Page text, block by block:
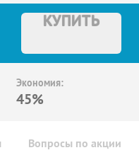
КУПИТЬ
Экономия:
45%
Вопросы по акции